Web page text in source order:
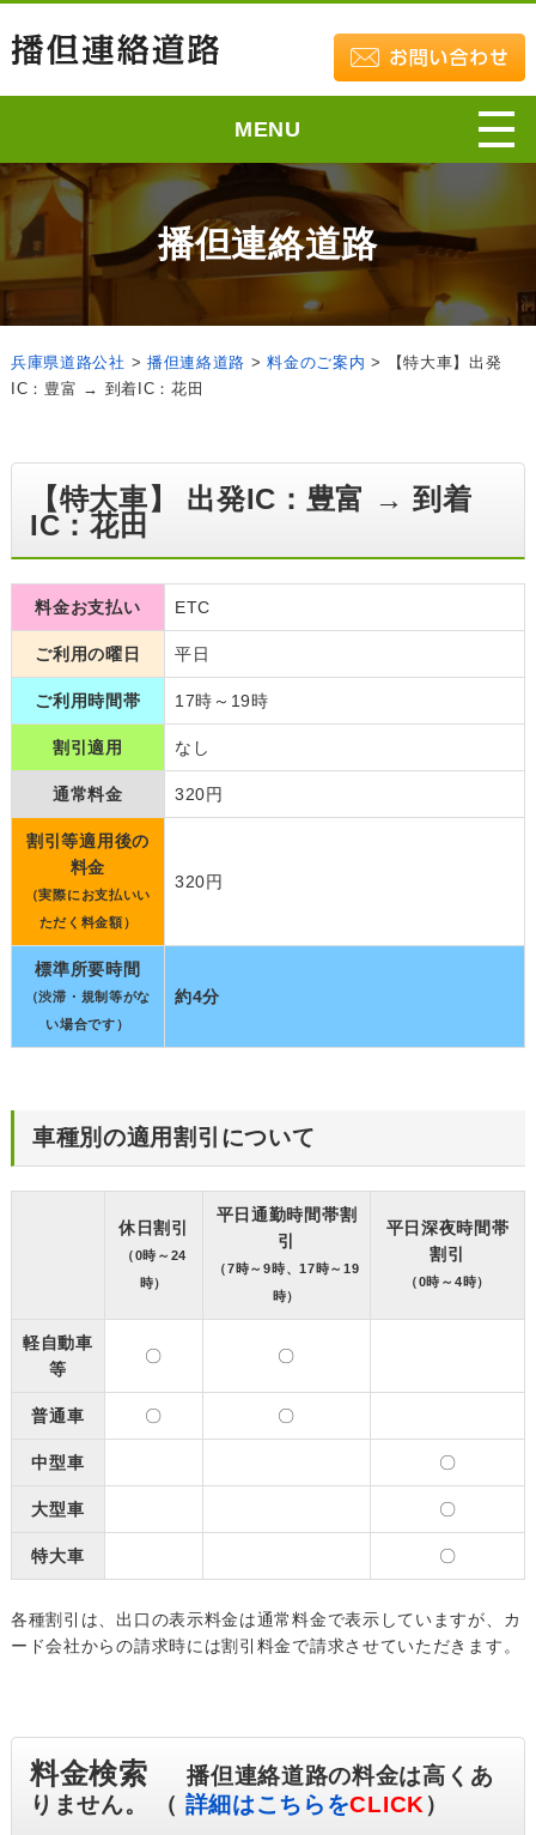
MENU
播但連絡道路
兵庫県道路公社 > 播但連絡道路 >料金のご案内 >
【特大車】出発
IC：豊富 → 到着IC：花田
【特大車】 出発IC：豊富 → 到着
IC：花田
料金お支払い ETC
ご利用の曜日 平日
ご利用時間帯 17時～19時
割引適用 なし
通常料金 320円
割引等適用後の
料金
（実際にお支払いい
ただく料金額）
320円
標準所要時間
（渋滞・規制等がな
い場合です）
約4分
車種別の適用割引について
休日割引
（0時～24
時）
平日通勤時間帯割
引
（7時～9時、17時～19
時）
平日深夜時間帯
割引
（0時～4時）
軽自動車
等
〇 〇
普通車 〇 〇
中型車 〇
大型車 〇
特大車 〇
各種割引は、出口の表示料金は通常料金で表示していますが、カ
ード会社からの請求時には割引料金で請求させていただきます。
料金検索播但連絡道路の料金は高くあ
りません。 （ 詳細はこちらをCLICK ）